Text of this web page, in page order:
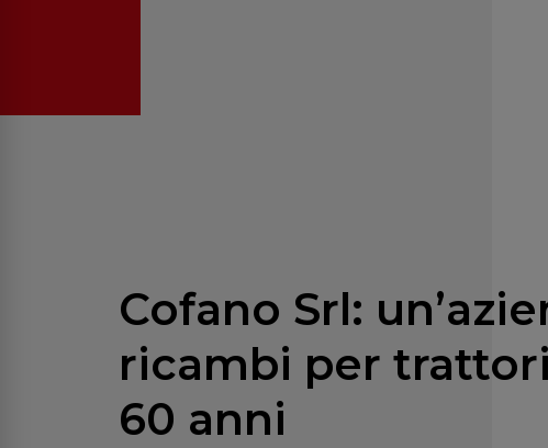
Cofano Srl:
ricambi per
60 anni